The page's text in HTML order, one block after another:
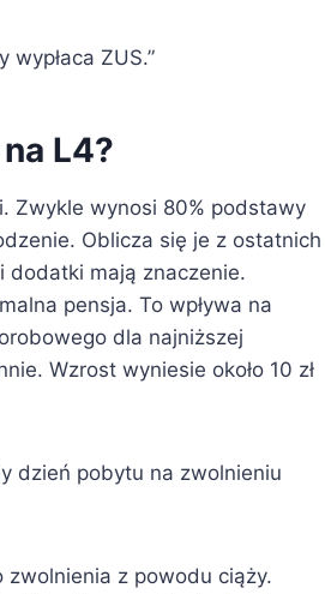
ZUS.”
L4?
Zwykle wynosi 80% podstawy
Oblicza się je z ostatnich
dodatki mają znaczenie.
pensja. To wpływa na
dla najniższej
Wzrost wyniesie około 10 zł
dzień pobytu na zwolnieniu
z powodu ciąży.